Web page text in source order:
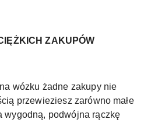
ZAKUPÓW
wózku żadne zakupy nie
przewieziesz zarówno małe
wygodną, podwójna rączkę